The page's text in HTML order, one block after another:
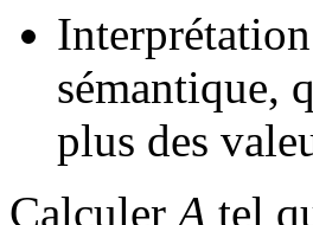
Interprétation
sémantique,
plus des
CalculerA tel